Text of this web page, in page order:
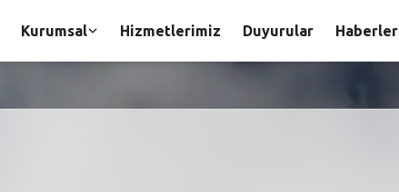
Kurumsal Hizmetlerimiz Duyurular Haberler